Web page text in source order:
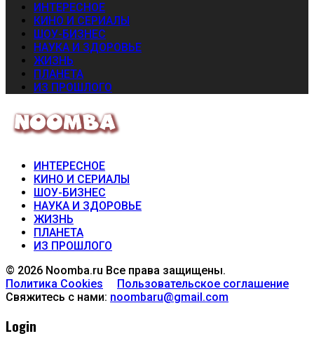
ИНТЕРЕСНОЕ
КИНО И СЕРИАЛЫ
ШОУ-БИЗНЕС
НАУКА И ЗДОРОВЬЕ
ЖИЗНЬ
ПЛАНЕТА
ИЗ ПРОШЛОГО
ИНТЕРЕСНОЕ
КИНО И СЕРИАЛЫ
ШОУ-БИЗНЕС
НАУКА И ЗДОРОВЬЕ
ЖИЗНЬ
ПЛАНЕТА
ИЗ ПРОШЛОГО
© 2026 Noomba.ru Все права защищены.
Политика Cookies
Пользовательское соглашение
Свяжитесь с нами: noombaru@gmail.com
Login